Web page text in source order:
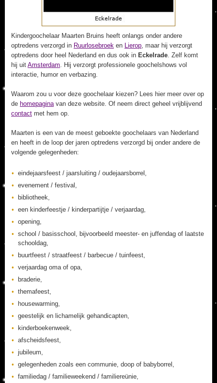
Kindergoochelaar Maarten Bruins heeft onlangs onder andere
optredens verzorgd in Ruurlosebroek en Lierop, maar hij verzorgt
optredens door heel Nederland en dus ook in Eckelrade. Zelf komt
hij uit Amsterdam. Hij verzorgt professionele goochelshows vol
interactie, humor en verbazing.
Waarom zou u voor deze goochelaar kiezen? Lees hier meer over op
de homepaginavan deze website. Of neem direct geheel vrijblijvend
contact met hem op.
Maarten is een van de meest geboekte goochelaars van Nederland
en heeft in de loop der jaren optredens verzorgd bij onder andere de
volgende gelegenheden:
eindejaarsfeest / jaarsluiting / oudejaarsborrel,
evenement / festival,
bibliotheek,
een kinderfeestje / kinderpartijtje / verjaardag,
opening,
school / basisschool, bijvoorbeeld meester- en juffendag of laatste
schooldag,
buurtfeest / straatfeest / barbecue / tuinfeest,
verjaardag oma of opa,
braderie,
themafeest,
housewarming,
geestelijk en lichamelijk gehandicapten,
kinderboekenweek,
afscheidsfeest,
jubileum,
gelegenheden zoals een communie, doop of babyborrel,
familiedag / familieweekend / familiereünie,